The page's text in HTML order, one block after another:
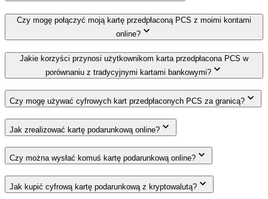
Czy mogę połączyć moją kartę przedpłaconą PCS z moimi kontami
online?
Jakie korzyści przynosi użytkownikom karta przedpłacona PCS w
porównaniu z tradycyjnymi kartami bankowymi?
Czy mogę używać cyfrowych kart przedpłaconych PCS za granicą?
Jak zrealizować kartę podarunkową online?
Czy można wysłać komuś kartę podarunkową online?
Jak kupić cyfrową kartę podarunkową z kryptowalutą?